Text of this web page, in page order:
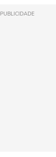
PUBLICIDADE